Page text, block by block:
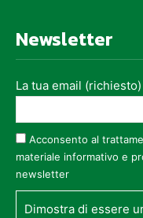
numero di
“Un anno di NATURART
per il primo
presentazione e
Newsletter
La tua email (richiesto)
Acconsento al
materiale informativo e
newsletter
Dimostra di essere